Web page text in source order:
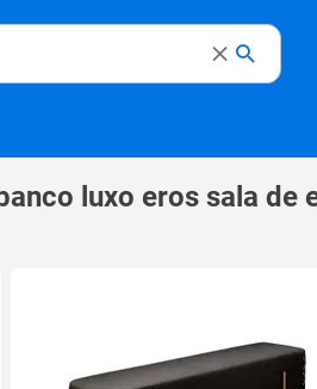
luxo eros sala de